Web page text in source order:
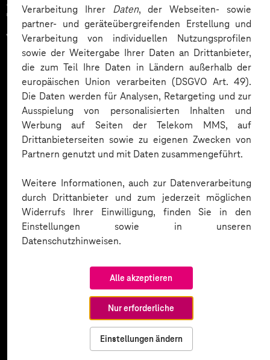
Verarbeitung Ihrer Daten, der Webseiten- sowie
partner- und geräteübergreifenden Erstellung und
Verarbeitung von individuellen Nutzungsprofilen
sowie der Weitergabe Ihrer Daten an Drittanbieter,
die zum Teil Ihre Daten in Ländern außerhalb der
europäischen Union verarbeiten (DSGVO Art. 49).
Die Daten werden für Analysen, Retargeting und zur
Ausspielung von personalisierten Inhalten und
Werbung auf Seiten der Telekom MMS, auf
Drittanbieterseiten sowie zu eigenen Zwecken von
Partnern genutzt und mit Daten zusammengeführt.
Weitere Informationen, auch zur Datenverarbeitung
durch Drittanbieter und zum jederzeit möglichen
Widerrufs Ihrer Einwilligung, finden Sie in den
Einstellungen sowie in unseren
Datenschutzhinweisen.
Alle akzeptieren
Nur erforderliche
Einstellungen ändern
Zahlreiche Unternehmen
vertrauen auf unsere
Expertise. Hier eine Auswahl: